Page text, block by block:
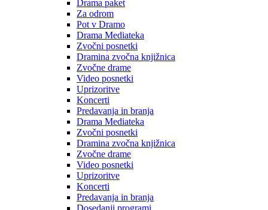
Drama paket
Za odrom
Pot v Dramo
Drama Mediateka
Zvočni posnetki
Dramina zvočna knjižnica
Zvočne drame
Video posnetki
Uprizoritve
Koncerti
Predavanja in branja
Drama Mediateka
Zvočni posnetki
Dramina zvočna knjižnica
Zvočne drame
Video posnetki
Uprizoritve
Koncerti
Predavanja in branja
Dosedanji programi